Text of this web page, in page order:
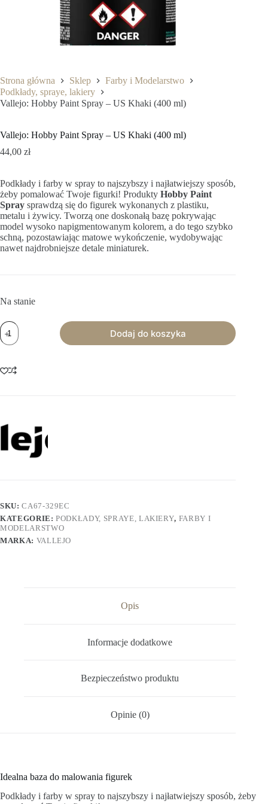
Strona główna Sklep
Farby i Modelarstwo
Podkłady, spraye, lakiery
Vallejo: Hobby Paint Spray – US Khaki (400 ml)
Vallejo: Hobby Paint Spray – US Khaki (400 ml)
44,00 zł
Podkłady i farby w spray to najszybszy i najłatwiejszy sposób,
żeby pomalować Twoje figurki! Produkty Hobby Paint
Spray sprawdzą się do figurek wykonanych z plastiku,
metalu i żywicy. Tworzą one doskonałą bazę pokrywając
model wysoko napigmentowanym kolorem, a do tego szybko
schną, pozostawiając matowe wykończenie, wydobywając
nawet najdrobniejsze detale miniaturek.
Na stanie
ilość
Vallejo:
Hobby
Spray
-
Dodaj do koszyka
SKU:CA67-329EC
KATEGORIE:PODKŁADY, SPRAYE, LAKIERY, FARBY I
MODELARSTWO
MARKA: VALLEJO
Opis
Informacje dodatkowe
Bezpieczeństwo produktu
Opinie (0)
Idealna baza do malowania figurek
Podkłady i farby w spray to najszybszy i najłatwiejszy sposób, żeby